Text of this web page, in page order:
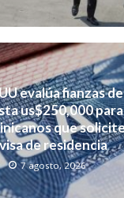
evalúa fianzas de
us$250,000 para
que
de residencia
7 agosto, 2026